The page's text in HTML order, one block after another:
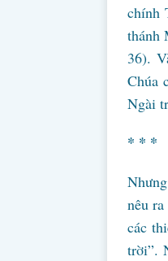
chính
thánh
36).
Chúa
Ngài
* * *
nêu
các
trời”.